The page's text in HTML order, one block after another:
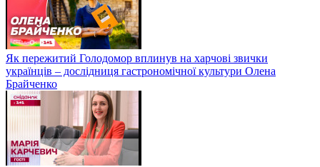
Як пережитий Голодомор вплинув на харчові звички
українців – дослідниця гастрономічної культури Олена
Брайченко